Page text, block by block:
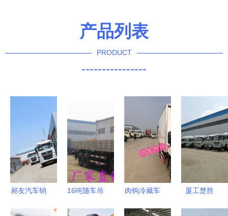
产品列表
PRODUCT
----------------
昶友汽车销
16吨随车吊
肉钩冷藏车
厦工楚胜